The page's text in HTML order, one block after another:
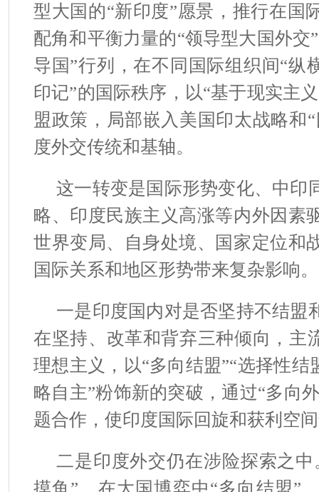
型大国的“新印度”愿景，推行在国
配角和平衡力量的“领导型大国外交
导国”行列，在不同国际组织间“纵
印记”的国际秩序，以“基于现实主
盟政策，局部嵌入美国印太战略和
度外交传统和基轴。
这一转变是国际形势变化、中印
略、印度民族主义高涨等内外因素
世界变局、自身处境、国家定位和
国际关系和地区形势带来复杂影响
一是印度国内对是否坚持不结盟
在坚持、改革和背弃三种倾向，主
理想主义，以“多向结盟”“选择性结
略自主”粉饰新的突破，通过“多向
题合作，使印度国际回旋和获利空
二是印度外交仍在涉险探索之